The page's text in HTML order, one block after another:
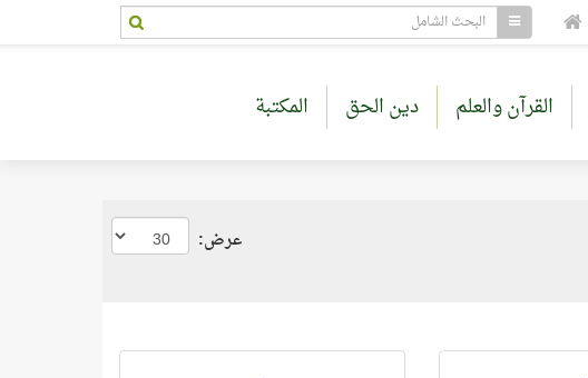
القرآن والعلم دين الحق المكتبة
عرض: